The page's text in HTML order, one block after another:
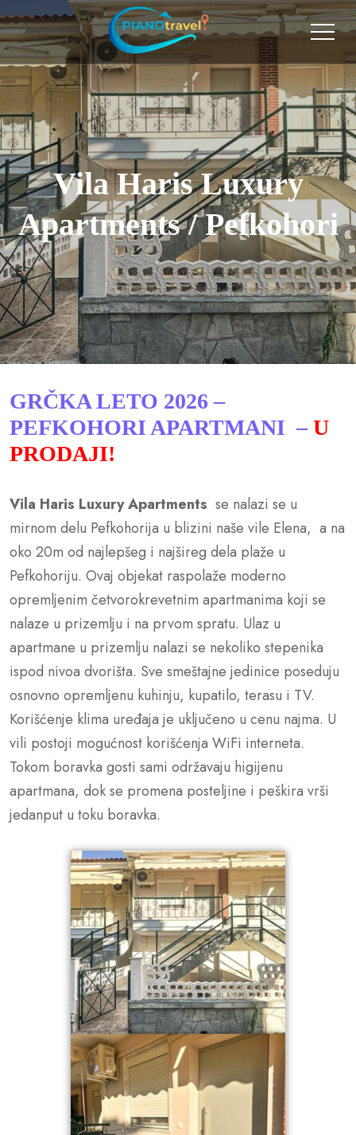
Vila Haris Luxury
Apartments / Pefkohori
GRČKA LETO 2026 –
PEFKOHORI APARTMANI –U
PRODAJI!
Vila Haris Luxury Apartments se nalazi se u
mirnom delu Pefkohorija u blizini naše vile Elena, a na
oko 20m od najlepšeg i najšireg dela plaže u
Pefkohoriju. Ovaj objekat raspolaže moderno
opremljenim četvorokrevetnim apartmanima koji se
nalaze u prizemlju i na prvom spratu. Ulaz u
apartmane u prizemlju nalazi se nekoliko stepenika
ispod nivoa dvorišta. Sve smeštajne jedinice poseduju
osnovno opremljenu kuhinju, kupatilo, terasu i TV.
Korišćenje klima uređaja je uključeno u cenu najma. U
vili postoji mogućnost korišćenja WiFi interneta.
Tokom boravka gosti sami održavaju higijenu
apartmana, dok se promena posteljine i peškira vrši
jedanput u toku boravka.